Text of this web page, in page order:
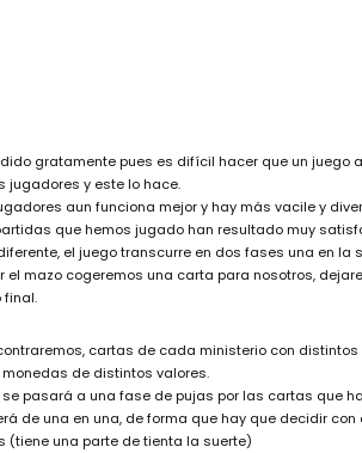
gratamente pues es difícil hacer que un juego
jugadores y este lo hace.
aun funciona mejor y hay más vacile y
que hemos jugado han resultado muy
el juego transcurre en dos fases una en
mazo cogeremos una carta para nosotros,
final.
cartas de cada ministerio con
de distintos valores.
pasará a una fase de pujas por las cartas que
de una en una, de forma que hay que decidir
una parte de tienta la suerte)